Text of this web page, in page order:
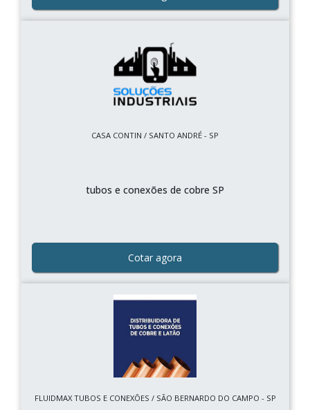
CASA CONTIN / SANTO ANDRÉ - SP
tubos e conexões de cobre SP
Cotar agora
FLUIDMAX TUBOS E CONEXÕES / SÃO BERNARDO DO CAMPO - SP